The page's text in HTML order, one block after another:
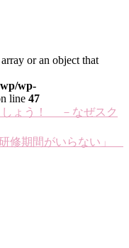
or an object that
wp-
line 47
しょう！ －なぜスク
修期間がいらない」